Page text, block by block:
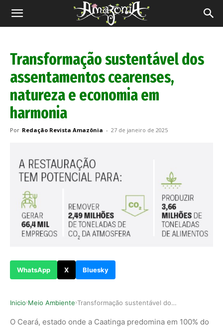
Revista
Transformação sustentável dos
assentamentos cearenses,
natureza e economia em
harmonia
Por Redação Revista Amazônia - 27 de janeiro de 2025
WhatsApp X Bluesky
Inicio›Meio Ambiente› Transformação sustentável dos assentamentos cea…
O Ceará, estado onde a Caatinga predomina em 100% do